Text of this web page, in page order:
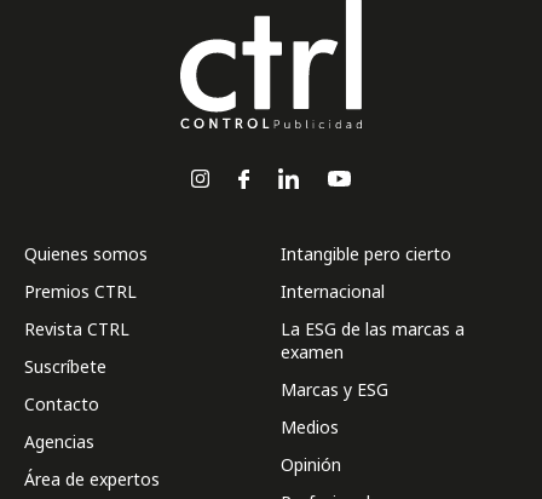
Quienes somos
Premios CTRL
Revista CTRL
Suscríbete
Contacto
Agencias
Área de expertos
Intangible pero cierto
Internacional
La ESG de las marcas a
examen
Marcas y ESG
Medios
Opinión